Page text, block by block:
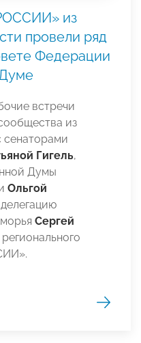
из
провели ряд
Федерации
встречи
из
сенаторами
Гигель,
Думы
Ольгой
Сергей